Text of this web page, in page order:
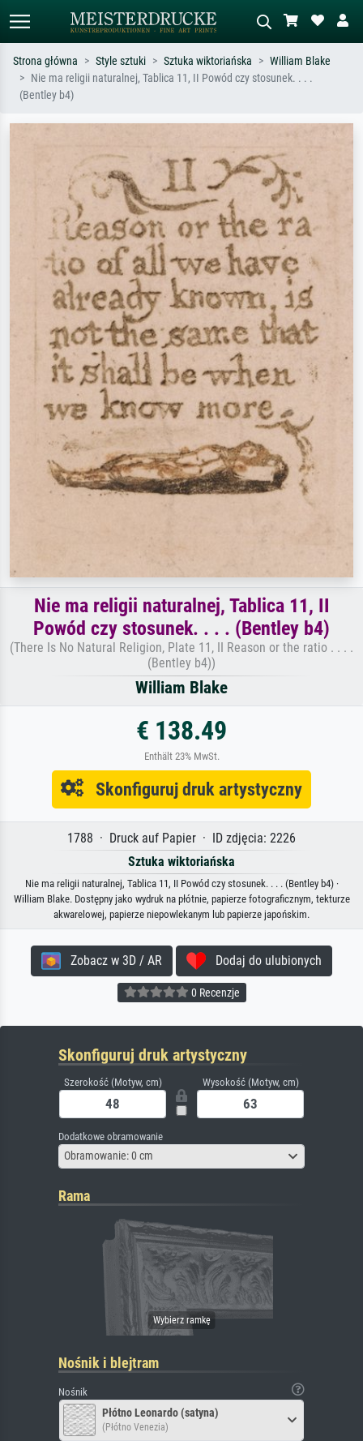
Wyszukiwanie standardowe
impresjonizm, fala Hokusaia, akt.
abstrakcja z czerwienią, ciemny olej,
stojący akt obok drzewa.
Strona główna Style sztuki Sztuka wiktoriańska
William Blake
Nie ma religii naturalnej, Tablica 11, II Powód czy stosunek. . . .
(Bentley b4)
Nie ma religii naturalnej, Tablica 11, II
Powód czy stosunek. . . . (Bentley b4)
(There Is No Natural Religion, Plate 11, II Reason or the ratio . . . .
(Bentley b4))
William Blake
€ 138.49
Enthält 23% MwSt.
Skonfiguruj druk artystyczny
1788 · Druck auf Papier · ID zdjęcia: 2226
Sztuka wiktoriańska
Nie ma religii naturalnej, Tablica 11, II Powód czy stosunek. . . . (Bentley b4) ·
William Blake. Dostępny jako wydruk na płótnie, papierze fotograficznym, tekturze
akwarelowej, papierze niepowlekanym lub papierze japońskim.
Zobacz w 3D / AR Dodaj do ulubionych
0 Recenzje
Skonfiguruj druk artystyczny
Szerokość (Motyw, cm) Wysokość (Motyw, cm)
Dodatkowe obramowanie
Obramowanie: 0 cm
Rama
Nośnik i blejtram
Nośnik
Płótno Leonardo (satyna)
(Płótno Venezia)